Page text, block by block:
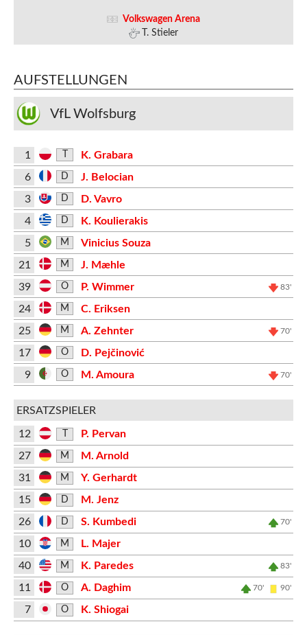
Volkswagen Arena
T. Stieler
AUFSTELLUNGEN
VfL Wolfsburg
1
K. Grabara
6
D
J. Belocian
3
D
D. Vavro
4
D
K. Koulierakis
5
M
Vinicius Souza
21
M
J. Mæhle
39
O P. Wimmer 83'
24 M
C. Eriksen
25
M A. Zehnter 70'
17 O
D. Pejčinović
9
O M. Amoura 70'
ERSATZSPIELER
12
P. Pervan
27
M
M. Arnold
31
M
Y. Gerhardt
15
D
M. Jenz
26
D S. Kumbedi 70'
10 M
L. Majer
40
M K. Paredes 83'
11 O A. Daghim 70' 90'
7 O K. Shiogai